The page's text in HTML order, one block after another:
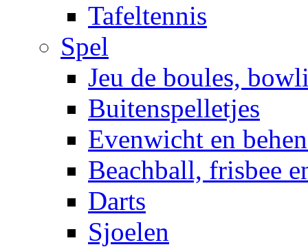
Tafeltennis
Spel
Jeu de boules,
Buitenspelletjes
Evenwicht en
Beachball, frisbee
Darts
Sjoelen